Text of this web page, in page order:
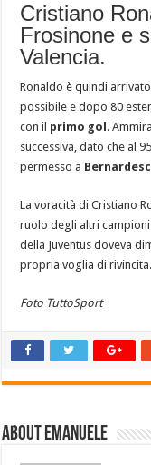
Cristiano
Frosinone e
Valencia.
Ronaldo è quindi
possibile e dopo 80
con il primo gol .
successiva, dato che al
permesso a
La voracità di Cristiano
ruolo degli altri
della Juventus doveva
propria voglia di
Foto TuttoSport
About emanuele